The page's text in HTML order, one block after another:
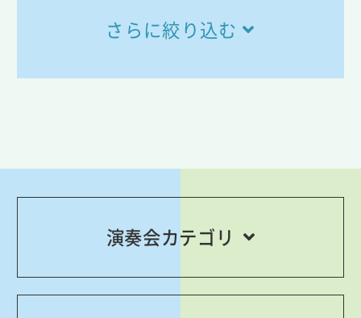
さらに絞り込む
演奏会カテゴリ